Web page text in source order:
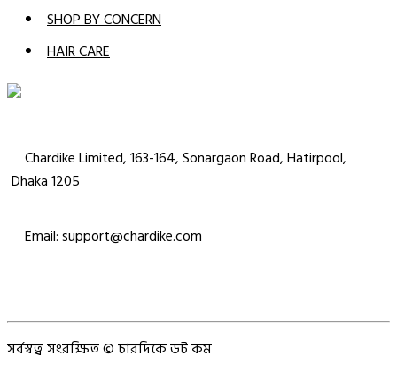
SHOP BY CONCERN
HAIR CARE
Chardike Limited, 163-164, Sonargaon Road, Hatirpool,
Dhaka 1205
Email: support@chardike.com
সর্বস্বত্ব সংরক্ষিত © চারদিকে ডট কম